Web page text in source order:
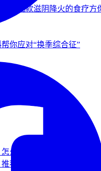
这几款滋阴降火的食疗方
你应对“换季综合征”
怎么吃？资深博主揭秘它的
推荐四款祛暑生津的石斛神